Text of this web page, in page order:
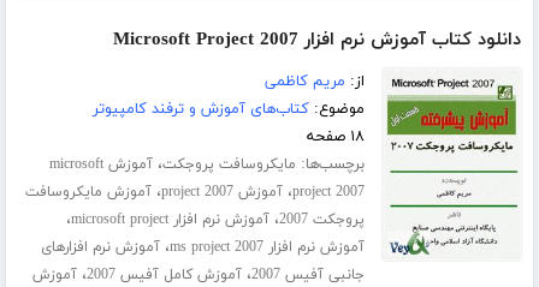
دانلود کتاب آموزش نرم افزار Microsoft Project 2007
از: مریم کاظمی
موضوع:کتاب‌های آموزش و ترفند کامپیوتر
۱۸ صفحه
برچسب‌ها: مایکروسافت پروجکت،
آموزش microsoft
project 2007،آموزش project 2007 ،آموزش مایکروسافت
پروجکت 2007
،آموزش نرم افزار microsoft project ،
آموزش نرم افزار ms project 2007 ،آموزش نرم افزارهای
جانبی آفیس 2007
،آموزش کامل آفیس 2007 ،آموزش